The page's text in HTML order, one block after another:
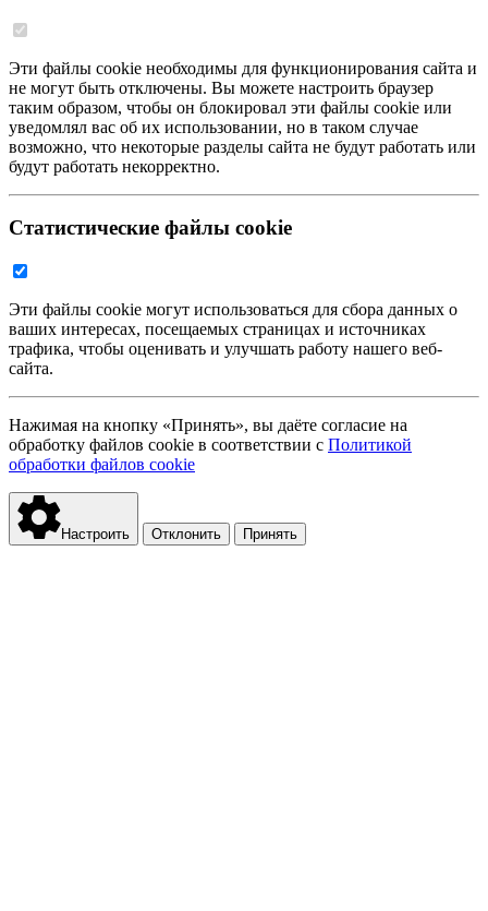
Эти файлы cookie необходимы для функционирования сайта и
не могут быть отключены. Вы можете настроить браузер
таким образом, чтобы он блокировал эти файлы cookie или
уведомлял вас об их использовании, но в таком случае
возможно, что некоторые разделы сайта не будут работать или
будут работать некорректно.
Статистические файлы cookie
Эти файлы cookie могут использоваться для сбора данных о
ваших интересах, посещаемых страницах и источниках
трафика, чтобы оценивать и улучшать работу нашего веб-
сайта.
Нажимая на кнопку «Принять», вы даёте согласие на
обработку файлов cookie в соответствии с Политикой
обработки файлов cookie
Настроить Отклонить Принять